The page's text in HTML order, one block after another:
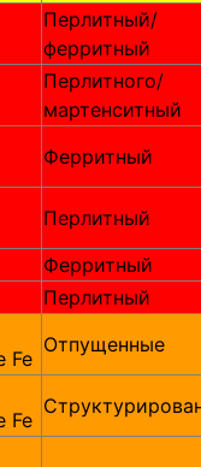
Перлитный/
ферритный
Перлитного/
мартенситный
Ферритный
Перлитный
Ферритный
Перлитный
Fe
Отпущенные
Fe